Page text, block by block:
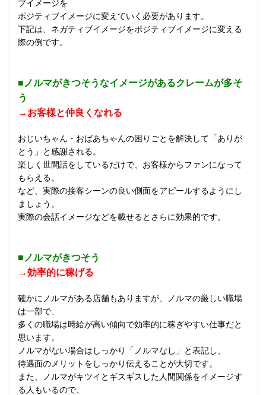
ブイメージを
ポジティブイメージに変えていく必要があります。
下記は、ネガティブイメージをポジティブイメージに変える
際の例です。
■ノルマがきつそうなイメージがあるクレームが多そ
う
→お客様と仲良くなれる
おじいちゃん・おばあちゃんの困りごとを解決して「ありが
とう」と感謝される。
楽しく世間話をしているだけで、お客様からファンになって
もらえる。
など、実際の接客シーンの良い側面をアピールするようにし
ましょう。
実際の会話イメージなどを載せるとさらに効果的です。
■ノルマがきつそう
→効率的に稼げる
確かにノルマがある店舗もありますが、ノルマの厳しい職場
は一部で、
多くの職場は時給が高い傾向で効率的に稼ぎやすい仕事だと
思います。
ノルマがない場合はしっかり「ノルマなし」と表記し、
待遇面のメリットをしっかり伝えることが大切です。
また、ノルマがキツイとギスギスした人間関係をイメージす
る人もいるので、